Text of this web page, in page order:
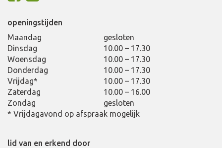
openingstijden
Maandag
gesloten
Dinsdag
10.00 – 17.30
Woensdag
10.00 – 17.30
Donderdag
10.00 – 17.30
Vrijdag*
10.00 – 17.30
Zaterdag
10.00 – 16.00
Zondag
gesloten
* Vrijdagavond op afspraak mogelijk
lid van en erkend door